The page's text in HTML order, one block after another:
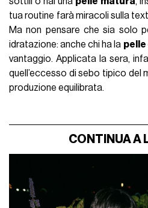
tua routine farà miracoli sulla
Ma non pensare che sia solo
idratazione: anche chi ha la pelle
vantaggio. Applicata la sera,
quell’eccesso di sebo tipico del
produzione equilibrata.
CONTINUA A